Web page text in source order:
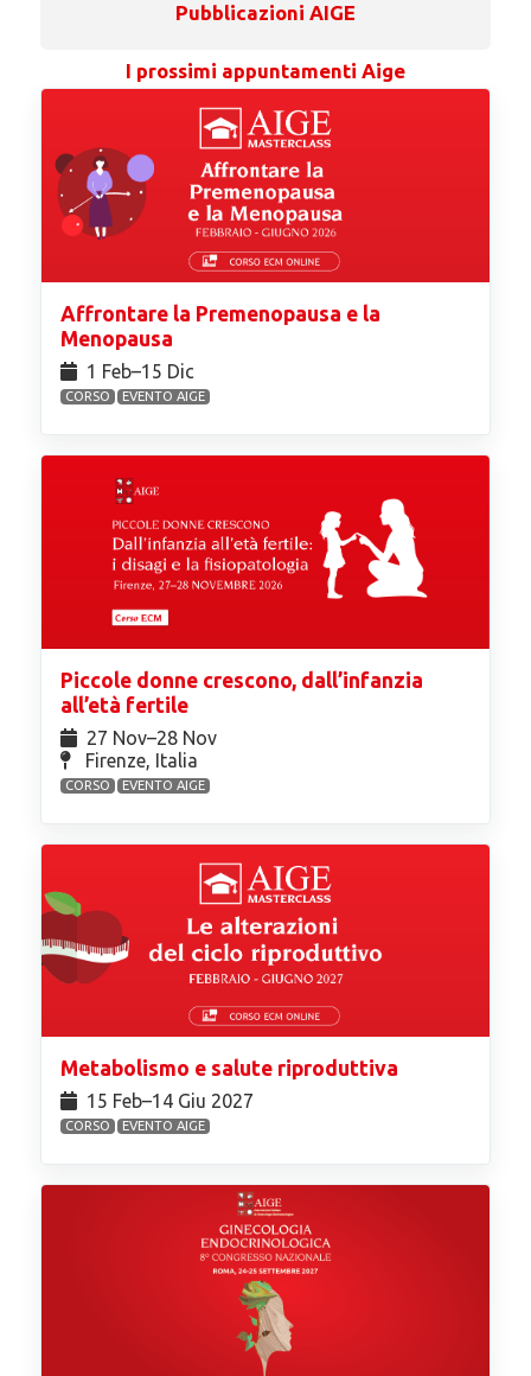
Pubblicazioni AIGE
I prossimi appuntamenti Aige
Affrontare la Premenopausa e la
Menopausa
1 Feb⁠–15 Dic
CORSO EVENTO AIGE
Piccole donne crescono, dall’infanzia
all’età fertile
27 Nov⁠–28 Nov
Firenze, Italia
CORSO EVENTO AIGE
Metabolismo e salute riproduttiva
15 Feb⁠–14 Giu 2027
CORSO EVENTO AIGE